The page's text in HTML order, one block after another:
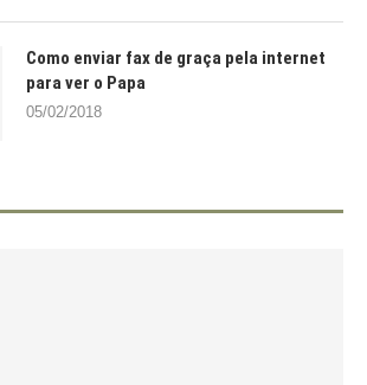
Como enviar fax de graça pela internet
para ver o Papa
05/02/2018